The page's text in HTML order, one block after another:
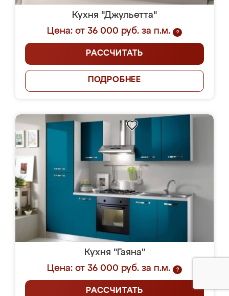
Кухня "Джульетта"
Цена: от 36 000 руб. за п.м.
?
РАССЧИТАТЬ
ПОДРОБНЕЕ
Кухня "Гаяна"
Цена: от 36 000 руб. за п.м.
?
РАССЧИТАТЬ